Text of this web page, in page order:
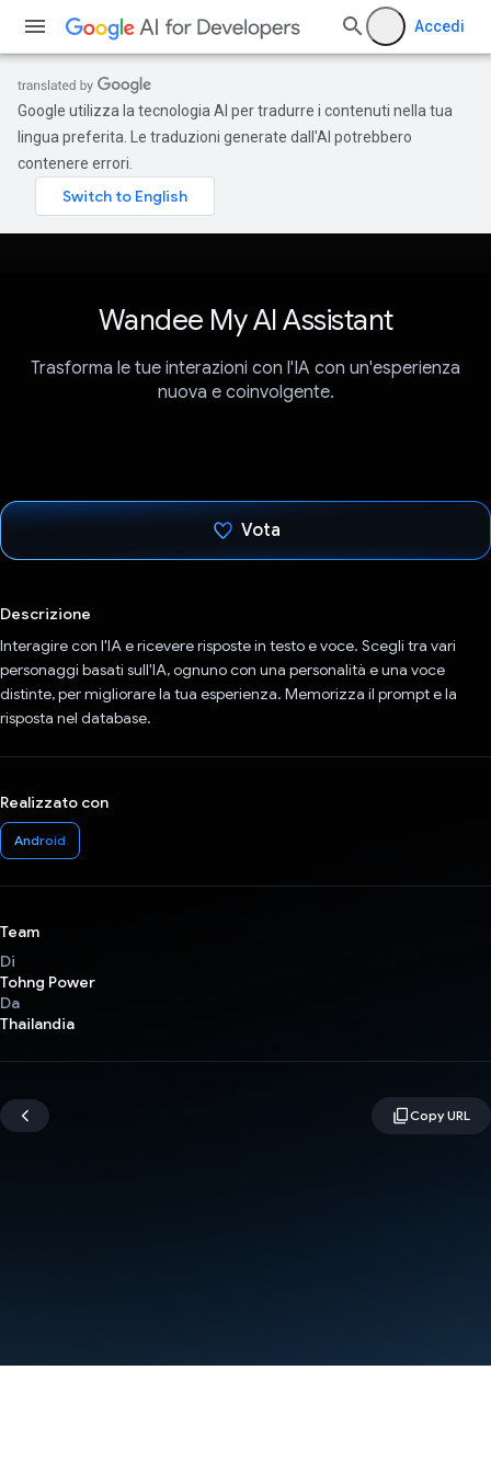
Accedi
Google utilizza la tecnologia AI per tradurre i contenuti nella tua
lingua preferita. Le traduzioni generate dall'AI potrebbero
contenere errori.
Wandee My AI Assistant
Trasforma le tue interazioni con l'IA con un'esperienza
nuova e coinvolgente.
Vota
Descrizione
Interagire con l'IA e ricevere risposte in testo e voce. Scegli tra vari
personaggi basati sull'IA, ognuno con una personalità e una voce
distinte, per migliorare la tua esperienza. Memorizza il prompt e la
risposta nel database.
Realizzato con
Android
Team
Di
Tohng Power
Da
Thailandia